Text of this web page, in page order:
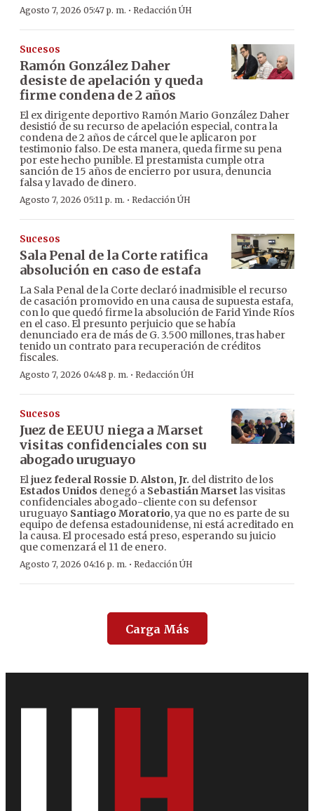
Agosto 7, 2026 05:47 p. m. · Redacción ÚH
Sucesos
Ramón González Daher
desiste de apelación y queda
firme condena de 2 años
El ex dirigente deportivo Ramón Mario González Daher
desistió de su recurso de apelación especial, contra la
condena de 2 años de cárcel que le aplicaron por
testimonio falso. De esta manera, queda firme su pena
por este hecho punible. El prestamista cumple otra
sanción de 15 años de encierro por usura, denuncia
falsa y lavado de dinero.
Agosto 7, 2026 05:11 p. m. · Redacción ÚH
Sucesos
Sala Penal de la Corte ratifica
absolución en caso de estafa
La Sala Penal de la Corte declaró inadmisible el recurso
de casación promovido en una causa de supuesta estafa,
con lo que quedó firme la absolución de Farid Yinde Ríos
en el caso. El presunto perjuicio que se había
denunciado era de más de G. 3.500 millones, tras haber
tenido un contrato para recuperación de créditos
fiscales.
Agosto 7, 2026 04:48 p. m. · Redacción ÚH
Sucesos
Juez de EEUU niega a Marset
visitas confidenciales con su
abogado uruguayo
Eljuez federal Rossie D. Alston, Jr. del distrito de los
Estados Unidos denegó a Sebastián Marset las visitas
confidenciales abogado-cliente con su defensor
uruguayo Santiago Moratorio, ya que no es parte de su
equipo de defensa estadounidense, ni está acreditado en
la causa. El procesado está preso, esperando su juicio
que comenzará el 11 de enero.
Agosto 7, 2026 04:16 p. m. · Redacción ÚH
Carga Más